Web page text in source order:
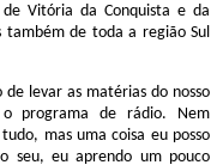
de Vitória da Conquista e da
também de toda a região Sul
levar as matérias do nosso
programa de rádio. Nem
mas uma coisa eu posso
seu, eu aprendo um pouco